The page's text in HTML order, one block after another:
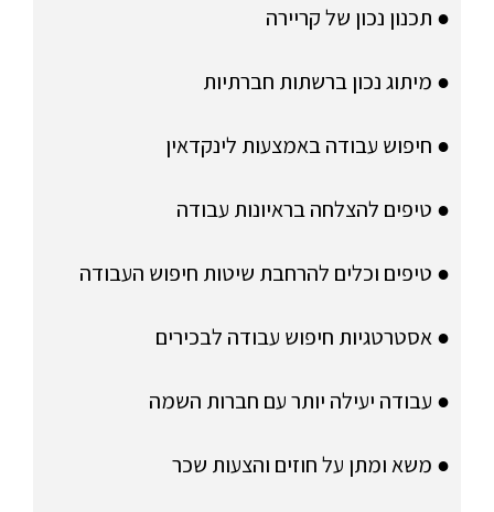
● תכנון נכון של קריירה
● מיתוג נכון ברשתות חברתיות
● חיפוש עבודה באמצעות לינקדאין
● טיפים להצלחה בראיונות עבודה
● טיפים וכלים להרחבת שיטות חיפוש העבודה
● אסטרטגיות חיפוש עבודה לבכירים
● עבודה יעילה יותר עם חברות השמה
● משא ומתן על חוזים והצעות שכר